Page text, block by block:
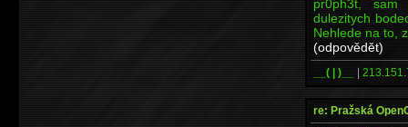
pr0ph3t,
dulezitych
Nehlede na to,
(odpovědět)
__( | )__ |
re: Pražská